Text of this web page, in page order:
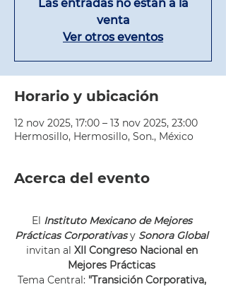
Las entradas no están a la
venta
Ver otros eventos
Horario y ubicación
12 nov 2025, 17:00 – 13 nov 2025, 23:00
Hermosillo, Hermosillo, Son., México
Acerca del evento
El Instituto Mexicano de Mejores
Prácticas Corporativas y Sonora Global
invitan al XII Congreso Nacional en
Mejores Prácticas
Tema Central: "Transición Corporativa,